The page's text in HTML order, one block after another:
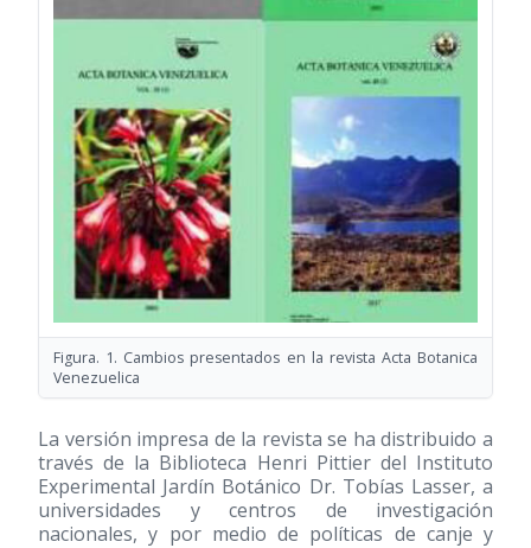
Figura. 1. Cambios presentados en la revista Acta Botanica
Venezuelica
La versión impresa de la revista se ha distribuido a
través de la Biblioteca Henri Pittier del Instituto
Experimental Jardín Botánico Dr. Tobías Lasser, a
universidades y centros de investigación
nacionales, y por medio de políticas de canje y